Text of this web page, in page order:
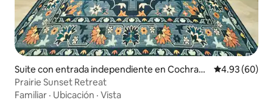
Suite con entrada independiente en Cochran
e
Calificación
4.93 (60)
Prairie Sunset Retreat
Familiar · Ubicación · Vista